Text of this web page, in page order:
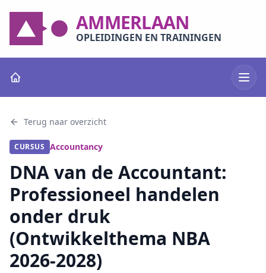
AMMERLAAN
OPLEIDINGEN EN TRAININGEN
Terug naar overzicht
CURSUS Accountancy
DNA van de Accountant:
Professioneel handelen
onder druk
(Ontwikkelthema NBA
2026-2028)